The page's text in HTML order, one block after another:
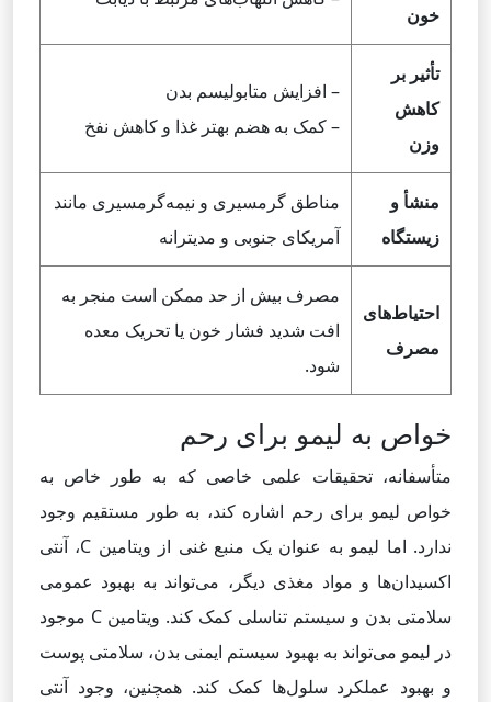
خون
تأثیر بر
کاهش
وزن
– افزایش متابولیسم بدن
– کمک به هضم بهتر غذا و کاهش نفخ
منشأ و
زیستگاه
مناطق گرمسیری و نیمه‌گرمسیری مانند
آمریکای جنوبی و مدیترانه
احتیاط‌های
مصرف
مصرف بیش از حد ممکن است منجر به
افت شدید فشار خون یا تحریک معده
شود.
خواص به لیمو برای رحم
متأسفانه، تحقیقات علمی خاصی که به طور خاص به
خواص لیمو برای رحم اشاره کند، به طور مستقیم وجود
ندارد. اما لیمو به عنوان یک منبع غنی از ویتامین C، آنتی
اکسیدان‌ها و مواد مغذی دیگر، می‌تواند به بهبود عمومی
سلامتی بدن و سیستم تناسلی کمک کند. ویتامین C موجود
در لیمو می‌تواند به بهبود سیستم ایمنی بدن، سلامتی پوست
و بهبود عملکرد سلول‌ها کمک کند. همچنین، وجود آنتی